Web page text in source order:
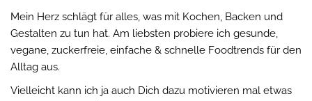
Mein Herz schlägt für alles, was mit Kochen, Backen und
Gestalten zu tun hat. Am liebsten probiere ich gesunde,
vegane, zuckerfreie, einfache & schnelle Foodtrends für den
Alltag aus.
Vielleicht kann ich ja auch Dich dazu motivieren mal etwas